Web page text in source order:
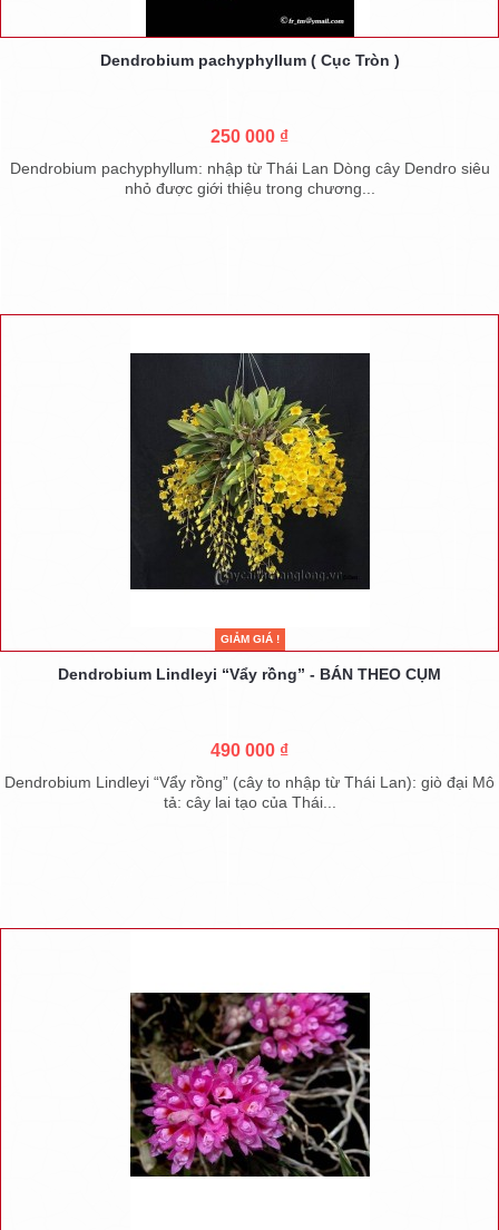
Dendrobium pachyphyllum ( Cục Tròn )
250 000 ₫
Dendrobium pachyphyllum: nhập từ Thái Lan Dòng cây Dendro siêu
nhỏ được giới thiệu trong chương...
GIẢM GIÁ !
Dendrobium Lindleyi “Vẩy rồng” - BÁN THEO CỤM
490 000 ₫
Dendrobium Lindleyi “Vẩy rồng” (cây to nhập từ Thái Lan): giò đại Mô
tả: cây lai tạo của Thái...